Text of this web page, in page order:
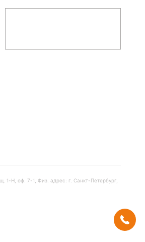
1-Н, оф. 7-1, Физ. адрес: г. Санкт-Петербург,